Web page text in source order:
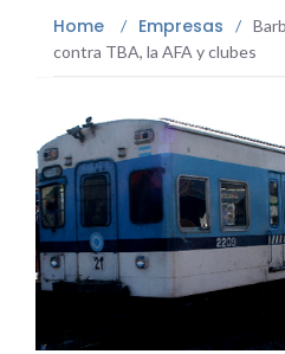
Home / Empresas /
contra TBA, la AFA y clubes